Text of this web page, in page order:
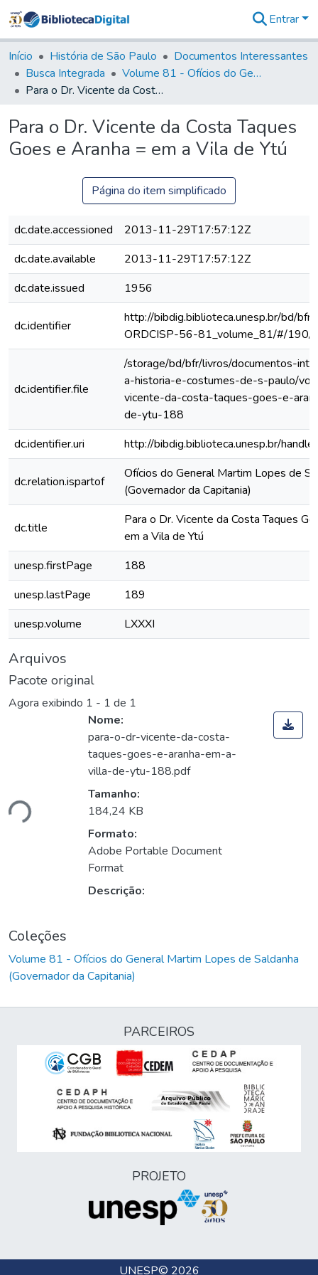
&
Coleções
Tudo na
Biblioteca
Estatísticas
Entrar
Início História de São Paulo
Documentos Interessantes
Busca Integrada
Volume 81 - Ofícios do General Martim Lopes de Saldanha (Governador da Capitania)
Para o Dr. Vicente da Costa Taques Goes e Aranha = em a Vila de Ytú
Para o Dr. Vicente da Costa Taques
Goes e Aranha = em a Vila de Ytú
Página do item simplificado
dc.date.accessioned
2013-11-29T17:57:12Z
dc.date.available
2013-11-29T17:57:12Z
dc.date.issued
1956
dc.identifier
http://bibdig.biblioteca.unesp.br/bd/
ORDCISP-56-81_volume_81/#/190/
dc.identifier.file
/storage/bd/bfr/livros/documentos-
a-historia-e-costumes-de-s-paulo/
vicente-da-costa-taques-goes-e-
de-ytu-188
dc.identifier.uri
http://bibdig.biblioteca.unesp.br/
dc.relation.ispartof
Ofícios do General Martim Lopes de
(Governador da Capitania)
dc.title
Para o Dr. Vicente da Costa Taques
em a Vila de Ytú
unesp.firstPage
188
unesp.lastPage
189
unesp.volume
LXXXI
Arquivos
Pacote original
Agora exibindo 1 - 1 de 1
Nome:
para-o-dr-vicente-da-costa-
taques-goes-e-aranha-em-a-
villa-de-ytu-188.pdf
Tamanho:
184,24 KB
Formato:
Adobe Portable Document
Format
Descrição:
Coleções
Volume 81 - Ofícios do General Martim Lopes de Saldanha
(Governador da Capitania)
PARCEIROS
PROJETO
UNESP© 2026